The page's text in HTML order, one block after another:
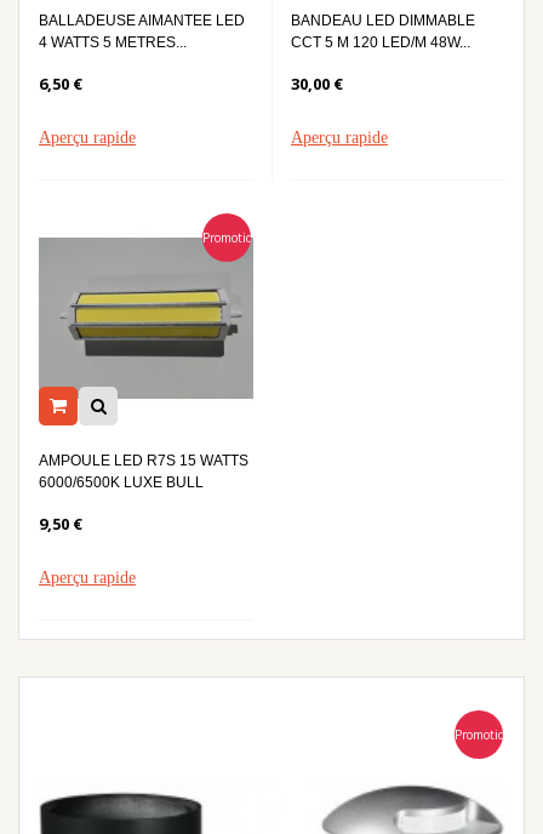
BALLADEUSE AIMANTEE LED
4 WATTS 5 METRES...
6,50 €
Aperçu rapide
BANDEAU LED DIMMABLE
CCT 5 M 120 LED/M 48W...
30,00 €
Aperçu rapide
Promotion
AMPOULE LED R7S 15 WATTS
6000/6500K LUXE BULL
9,50 €
Aperçu rapide
Promotion